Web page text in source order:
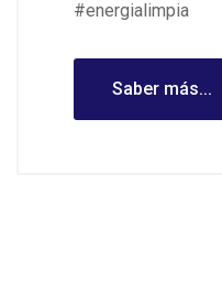
#energialimpia
Saber más...